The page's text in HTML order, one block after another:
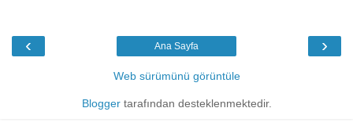
‹ ›
Ana Sayfa
Web sürümünü görüntüle
Bloggertarafından desteklenmektedir.